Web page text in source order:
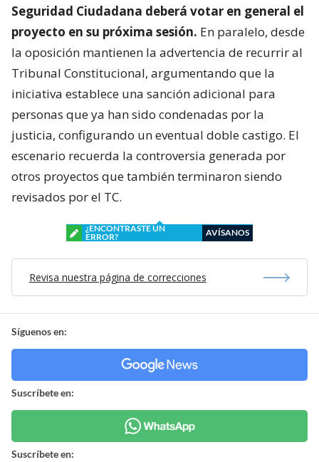
Seguridad Ciudadana deberá votar en general el
proyecto en su próxima sesión. En paralelo, desde
la oposición mantienen la advertencia de recurrir al
Tribunal Constitucional, argumentando que la
iniciativa establece una sanción adicional para
personas que ya han sido condenadas por la
justicia, configurando un eventual doble castigo. El
escenario recuerda la controversia generada por
otros proyectos que también terminaron siendo
revisados por el TC.
¿ENCONTRASTE UN
ERROR?
AVÍSANOS
Revisa nuestra página de correcciones
Síguenos en:
Suscríbete en:
Suscríbete en: